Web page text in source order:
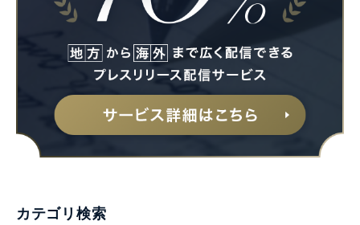
カテゴリ検索